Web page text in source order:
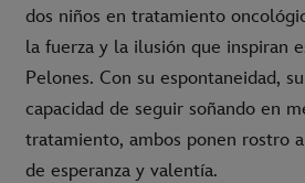
dos niños en tratamiento
la fuerza y la ilusión que inspiran
Pelones. Con su espontaneidad,
capacidad de seguir soñando en
tratamiento, ambos ponen rostro
de esperanza y valentía.